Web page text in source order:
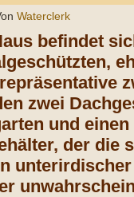
Waterclerk
befindet
zwei
und
der die